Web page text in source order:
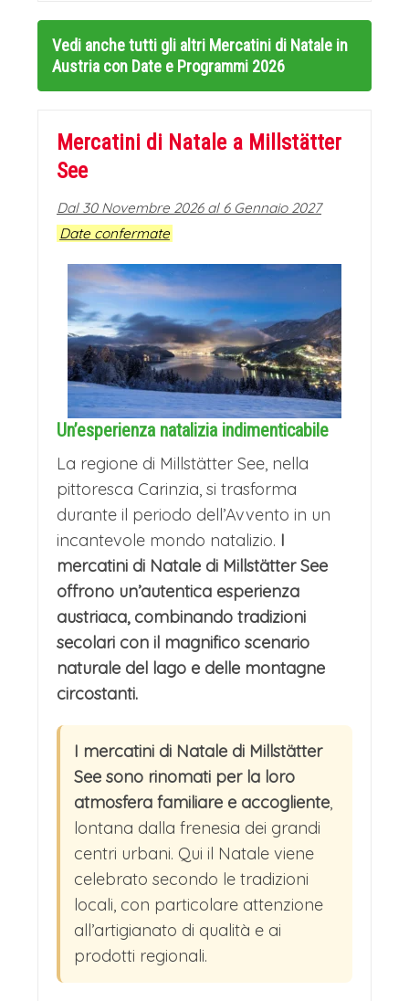
Vedi anche tutti gli altri Mercatini di Natale in
Austria con Date e Programmi 2026
Mercatini di Natale a Millstätter
See
Dal 30 Novembre 2026 al 6 Gennaio 2027
Date confermate
Un’esperienza natalizia indimenticabile
La regione di Millstätter See, nella
pittoresca Carinzia, si trasforma
durante il periodo dell’Avvento in un
incantevole mondo natalizio. I
mercatini di Natale di Millstätter See
offrono un’autentica esperienza
austriaca, combinando tradizioni
secolari con il magnifico scenario
naturale del lago e delle montagne
circostanti.
I mercatini di Natale di Millstätter
See sono rinomati per la loro
atmosfera familiare e accogliente,
lontana dalla frenesia dei grandi
centri urbani. Qui il Natale viene
celebrato secondo le tradizioni
locali, con particolare attenzione
all’artigianato di qualità e ai
prodotti regionali.